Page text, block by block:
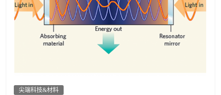
尖端科技&材料